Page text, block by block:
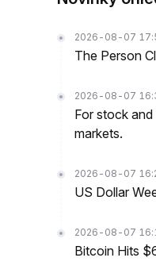
2026-08-07
The Person
2026-08-07
For stock
markets.
2026-08-07
US Dollar
2026-08-07
Bitcoin Hits